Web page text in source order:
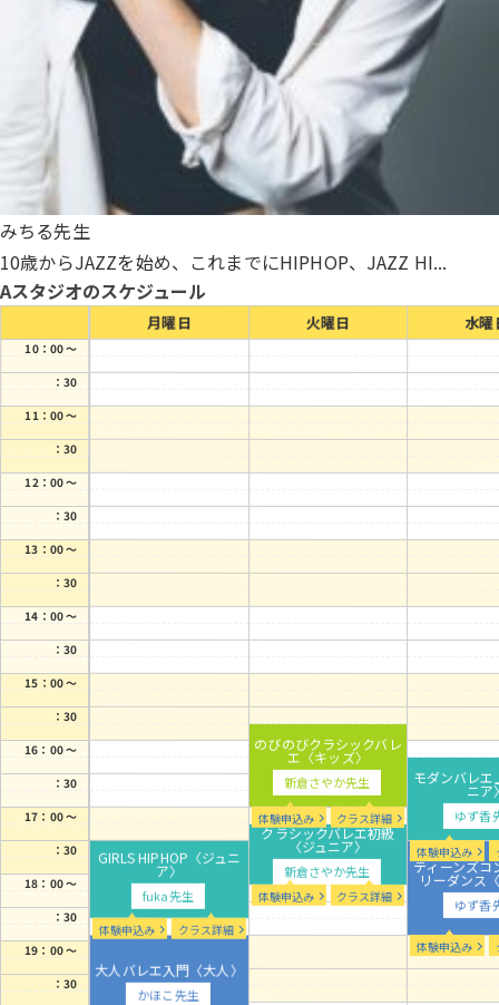
みちる先生
10歳からJAZZを始め、これまでにHIPHOP、JAZZ HI...
Aスタジオのスケジュール
10：00 ～
：30
11：00 ～
：30
12：00 ～
：30
13：00 ～
：30
14：00 ～
：30
15：00 ～
：30
16：00 ～
：30
17：00 ～
：30
18：00 ～
：30
19：00 ～
：30
月曜日 火曜日 水曜
のびのびクラシックバレ
エ〈キッズ〉
新倉さやか先生
体験申込み クラス詳細
モダンバレエ
ニア
ゆず香
体験申込み
クラシックバレエ初級
〈ジュニア〉
新倉さやか先生
体験申込み クラス詳細
GIRLS HIPHOP〈ジュニ
ア〉
fuka先生
体験申込み クラス詳細
ティーンズコ
リーダンス
ゆず香
体験申込み
大人バレエ入門〈大人〉
かほこ先生